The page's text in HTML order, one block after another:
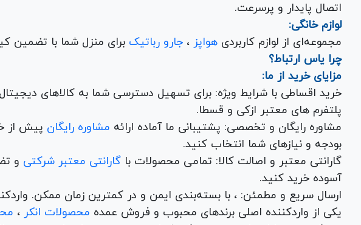
اتصال پایدار و پرسرعت.
لوازم خانگی:
مجموعه‌ای از لوازم کاربردیهواپز ، جارو رباتیک برای منزل شما با تضمین کیفیت و گارانتی.
چرا یاس ارتباط؟
مزایای خرید از ما:
خرید اقساطی با شرایط ویژه: برای تسهیل دسترسی شما به کالاهای
پلتفرم های معتبر ازکی و قسطا.
مشاوره رایگان و تخصصی: پشتیبانی ما آماده ارائه مشاوره رایگان پیش از
بودجه و نیازهای شما انتخاب کنید.
گارانتی معتبر و اصالت کالا: تمامی محصولات باگارانتی معتبر شرکتی و
آسوده خرید کنید.
ارسال سریع و مطمئن: ، با بسته‌بندی ایمن و در کمترین زمان
یکی از واردکننده اصلی برندهای محبوب و فروش عمده محصولات انکر ،